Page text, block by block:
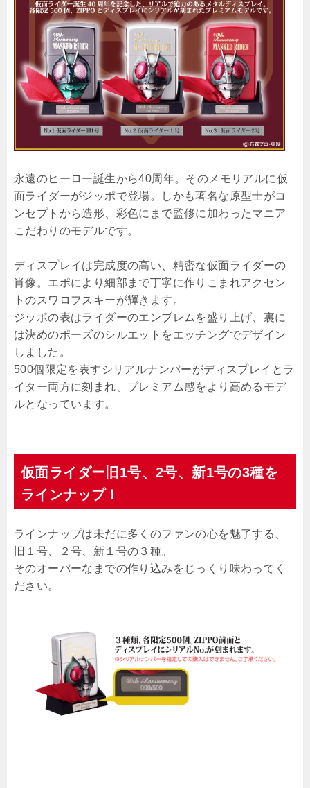
永遠のヒーロー誕生から40周年。そのメモリアルに仮
面ライダーがジッポで登場。しかも著名な原型士がコ
ンセプトから造形、彩色にまで監修に加わったマニア
こだわりのモデルです。
ディスプレイは完成度の高い、精密な仮面ライダーの
肖像。エポにより細部まで丁寧に作りこまれアクセン
トのスワロフスキーが輝きます。
ジッポの表はライダーのエンブレムを盛り上げ、裏に
は決めのポーズのシルエットをエッチングでデザイン
しました。
500個限定を表すシリアルナンバーがディスプレイとラ
イター両方に刻まれ、プレミアム感をより高めるモデ
ルとなっています。
仮面ライダー旧1号、2号、新1号の3種を
ラインナップ！
ラインナップは未だに多くのファンの心を魅了する、
旧１号、２号、新１号の３種。
そのオーバーなまでの作り込みをじっくり味わってく
ださい。